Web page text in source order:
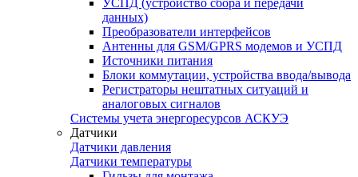
УСПД (устройство сбора и передачи
данных)
Преобразователи интерфейсов
Антенны для GSM/GPRS модемов и УСПД
Источники питания
Блоки коммутации, устройства ввода/вывода
Регистраторы нештатных ситуаций и
аналоговых сигналов
Системы учета энергоресурсов АСКУЭ
Датчики
Датчики давления
Датчики температуры